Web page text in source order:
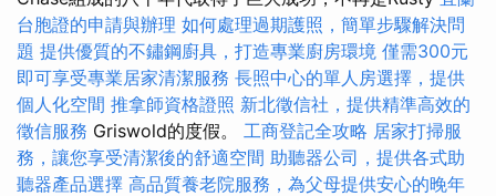
台胞證的申請與辦理 如何處理過期護照，簡單步驟解決問
題 提供優質的不鏽鋼廚具，打造專業廚房環境 僅需300元
即可享受專業居家清潔服務 長照中心的單人房選擇，提供
個人化空間 推拿師資格證照 新北徵信社，提供精準高效的
徵信服務 Griswold的度假。 工商登記全攻略 居家打掃服
務，讓您享受清潔後的舒適空間 助聽器公司，提供各式助
聽器產品選擇 高品質養老院服務，為父母提供安心的晚年